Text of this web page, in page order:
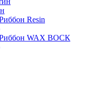
Resin
Риббон WAX ВОСК